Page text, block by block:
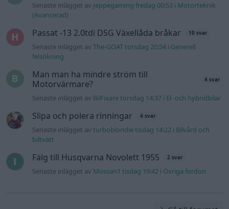
Senaste inlägget av Jeppegaming fredag 00:53 i Motorteknik
(Avancerad)
Passat -13 2.0tdi DSG Växellåda bråkar 10 svar
Senaste inlägget avThe-GOAT torsdag 20:54 i Generell
felsökning
Man man ha mindre ström till
Motorvärmare?
4 svar
Senaste inlägget av BilFixare torsdag 14:37 i El- och hybridbilar
Slipa och polera rinningar 4 svar
Senaste inlägget avturboblondie tisdag 14:22 i Bilvård och
biltvätt
Fälg till Husqvarna Novolett 1955 2 svar
Senaste inlägget av Mossan1 tisdag 19:42 i Övriga fordon